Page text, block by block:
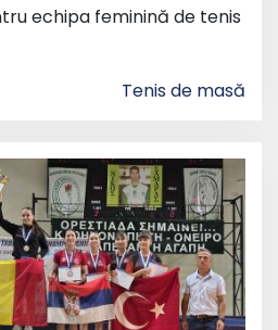
echipa feminină de tenis
Tenis de masă